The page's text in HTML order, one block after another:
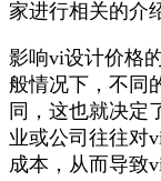
家进行相关的介
影响vi设计价格
般情况下，不同
同，这也就决定
业或公司往往对
成本，从而导致